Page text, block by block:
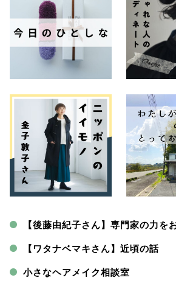
【後藤由紀子さん】専門家の力を
【ワタナベマキさん】近頃の話
小さなヘアメイク相談室